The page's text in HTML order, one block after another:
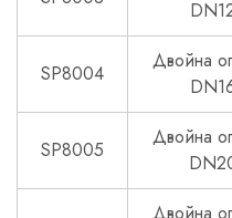
SP8004
Двойна
SP8005
Двойна